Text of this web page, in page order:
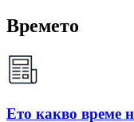
Времето
Ето какво време